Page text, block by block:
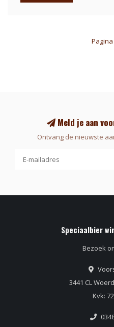
Pagina
Meld je aan
Ontvang de nieuwste
Speciaalbier
Bezoek
3441 CL
Kvk: